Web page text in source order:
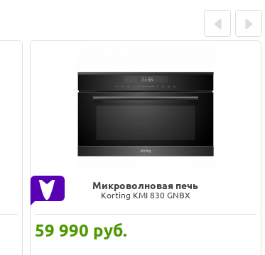
Микроволновая печь
Korting KMI 830 GNBX
59 990 руб.
Prev Next